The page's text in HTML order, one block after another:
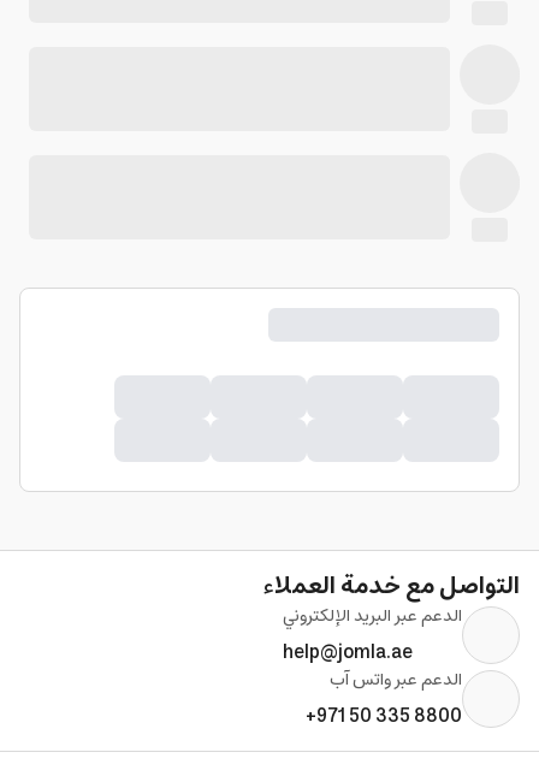
التواصل مع خدمة العملاء
الدعم عبر البريد الإلكتروني
help@jomla.ae
الدعم عبر واتس آب
+971 50 335 8800